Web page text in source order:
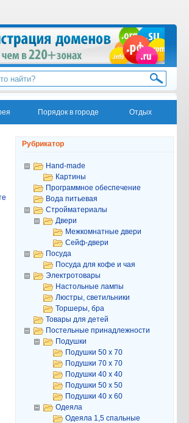
Порядок в городе Отдых
Рубрикатор
Hand-made
Картины
Программное обеспечение
Вода питьевая
Стройматериалы
Двери
Межкомнатные двери
Сейф-двери
Посуда
Посуда для кофе и чая
Электротовары
Настольные лампы
Люстры, светильники
Торшеры, бра
Товары для детей
Постельные принадлежности
Подушки
Подушки 50 х 70
Подушки 70 х 70
Подушки 40 х 40
Подушки 50 х 50
Подушки 40 х 60
Одеяла
Одеяла 1,5 спальные